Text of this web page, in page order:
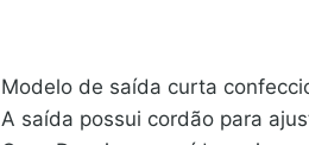
Modelo de saída curta
A saída possui cordão para